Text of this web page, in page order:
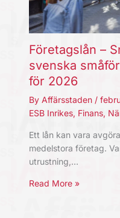
Företagslån –
svenska
för 2026
By Affärsstaden /
ESB Inrikes, Finans,
Ett lån kan vara
medelstora företag.
utrustning,…
Read More »